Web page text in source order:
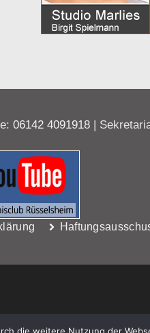
06142 4091918 |